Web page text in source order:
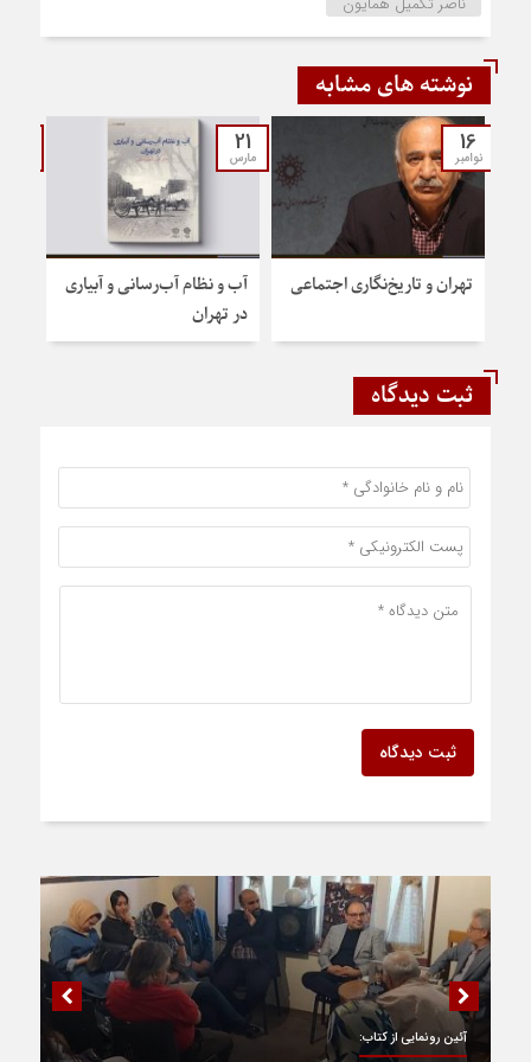
نوشته های مشابه
16
نوامبر
تهران و تاریخ‌نگاری اجتماعی
21
مارس
آب و نظام آب‌رسانی و آبیاری
در تهران
ثبت دیدگاه
ثبت دیدگاه
آئین رونمایی از کتاب: